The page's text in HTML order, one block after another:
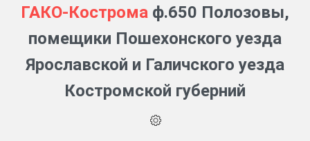
ГАКО-Кострома ф.650 Полозовы,
помещики Пошехонского уезда
Ярославской и Галичского уезда
Костромской губерний